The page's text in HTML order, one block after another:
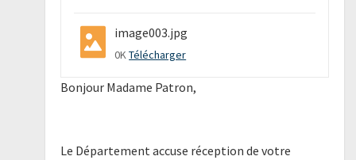
image003.jpg
0KTélécharger
Bonjour Madame Patron,
Le Département accuse réception de votre